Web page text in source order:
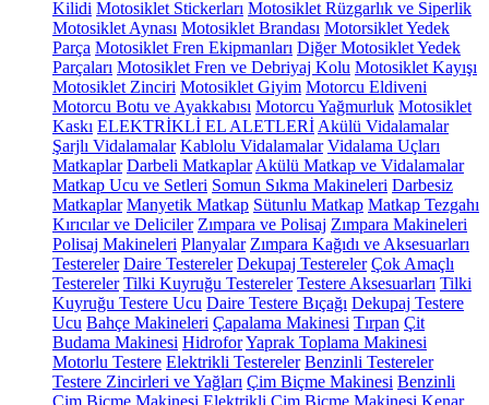
Kilidi Motosiklet Stickerları Motosiklet Rüzgarlık ve Siperlik
Motosiklet Aynası Motosiklet Brandası Motorsiklet Yedek
Parça Motosiklet Fren Ekipmanları Diğer Motosiklet Yedek
Parçaları Motosiklet Fren ve Debriyaj Kolu Motosiklet Kayışı
Motosiklet Zinciri Motosiklet Giyim Motorcu Eldiveni
Motorcu Botu ve Ayakkabısı Motorcu Yağmurluk Motosiklet
Kaskı ELEKTRİKLİ EL ALETLERİ Akülü Vidalamalar
Şarjlı Vidalamalar Kablolu Vidalamalar Vidalama Uçları
Matkaplar Darbeli Matkaplar Akülü Matkap ve Vidalamalar
Matkap Ucu ve Setleri Somun Sıkma Makineleri Darbesiz
Matkaplar Manyetik Matkap Sütunlu Matkap Matkap Tezgahı
Kırıcılar ve Deliciler Zımpara ve Polisaj Zımpara Makineleri
Polisaj Makineleri Planyalar Zımpara Kağıdı ve Aksesuarları
Testereler Daire Testereler Dekupaj Testereler Çok Amaçlı
Testereler Tilki Kuyruğu Testereler Testere Aksesuarları Tilki
Kuyruğu Testere Ucu Daire Testere Bıçağı Dekupaj Testere
Ucu Bahçe Makineleri Çapalama Makinesi Tırpan Çit
Budama Makinesi HidroforYaprak Toplama Makinesi
Motorlu Testere Elektrikli Testereler Benzinli Testereler
Testere Zincirleri ve Yağları Çim Biçme Makinesi Benzinli
Çim Biçme Makinesi Elektrikli Çim Biçme Makinesi Kenar